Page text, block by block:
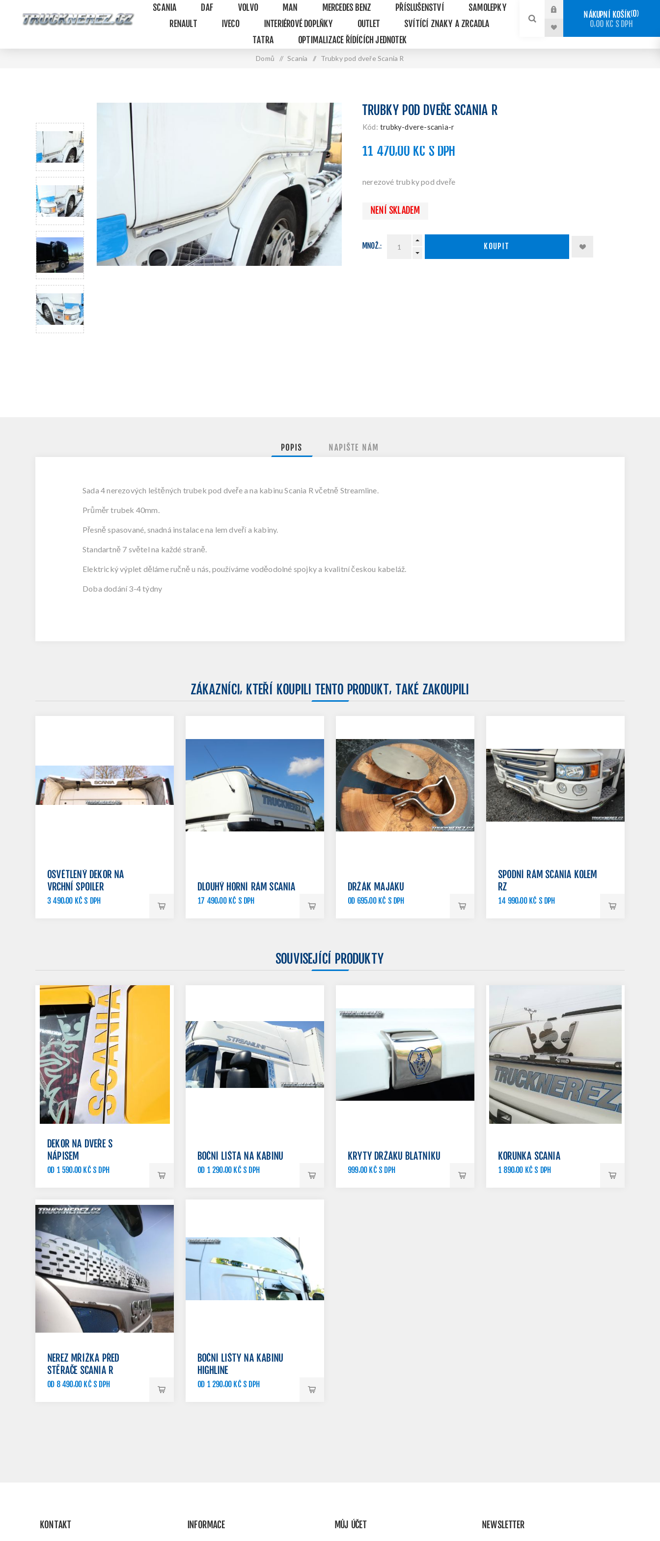
SCANIA DAF VOLVO MAN MERCEDES BENZ PŘÍSLUŠENSTVÍ
SAMOLEPKY
RENAULT
IVECO INTERIÉROVÉ DOPLŇKY OUTLET
SVÍTÍCÍ ZNAKY A ZRCADLA
TATRA
OPTIMALIZACE ŘÍDÍCÍCH JEDNOTEK
NÁKUPNÍ KOŠÍK 0
0,00 KČ S DPH
Domů / Scania / Trubky pod dveře Scania R
TRUBKY POD DVEŘE SCANIA R
Kód: trubky-dvere-scania-r
11 470,00 KČ S DPH
nerezové trubky pod dveře
NENÍ SKLADEM
MNOŽ.: KOUPIT
POPIS NAPIŠTE NÁM
Sada 4 nerezových leštěných trubek pod dveře a na kabinu Scania R včetně Streamline.
Průměr trubek 40mm.
Přesně spasované, snadná instalace na lem dveří a kabiny.
Standartně 7 světel na každé straně.
Elektrický výplet děláme ručně u nás, používáme voděodolné spojky a kvalitní českou kabeláž.
Doba dodání 3-4 týdny
ZÁKAZNÍCI, KTEŘÍ KOUPILI TENTO PRODUKT, TAKÉ ZAKOUPILI
OSVĚTLENÝ DEKOR NA
VRCHNÍ SPOILER
3 490,00 KČ S DPH
DLOUHÝ HORNÍ RÁM SCANIA
17 490,00 KČ S DPH
DRŽÁK MAJÁKU
OD 695,00 KČ S DPH
SPODNÍ RÁM SCANIA KOLEM
RZ
14 990,00 KČ S DPH
SOUVISEJÍCÍ PRODUKTY
DEKOR NA DVEŘE S
NÁPISEM
OD 1 590,00 KČ S DPH
BOČNÍ LIŠTA NA KABINU
OD 1 290,00 KČ S DPH
KRYTY DRŽÁKU BLATNÍKU
999,00 KČ S DPH
KORUNKA SCANIA
1 890,00 KČ S DPH
NEREZ MŘÍŽKA PŘED
STĚRAČE SCANIA R
OD 8 490,00 KČ S DPH
BOČNÍ LIŠTY NA KABINU
HIGHLINE
OD 1 290,00 KČ S DPH
KONTAKT INFORMACE MŮJ ÚČET NEWSLETTER